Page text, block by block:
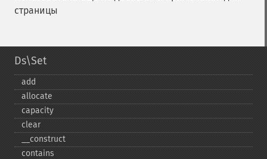
страницы
Ds\Set
add
allocate
capacity
clear
_​_​construct
contains